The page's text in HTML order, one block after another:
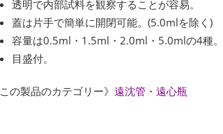
透明で内部試料を観察することが容易。
蓋は片手で簡単に開閉可能。(5.0mlを除く)
容量は0.5ml・1.5ml・2.0ml・5.0mlの4種。
目盛付。
この製品のカテゴリー》 遠沈管・遠心瓶